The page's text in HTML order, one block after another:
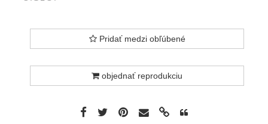
Pridať medzi obľúbené
objednať reprodukciu